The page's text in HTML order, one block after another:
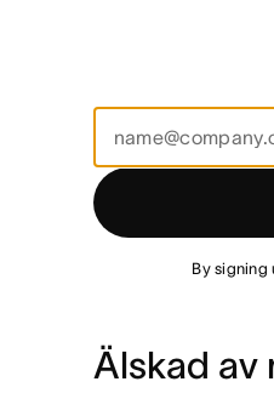
By signing
Älskad av